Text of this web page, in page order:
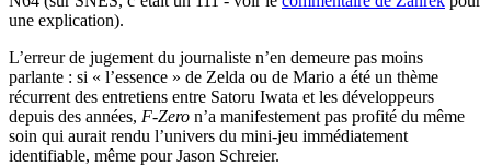
une explication).
L’erreur de jugement du journaliste n’en demeure pas moins
parlante : si « l’essence » de Zelda ou de Mario a été un thème
récurrent des entretiens entre Satoru Iwata et les développeurs
depuis des années, F-Zero n’a manifestement pas profité du même
soin qui aurait rendu l’univers du mini-jeu immédiatement
identifiable, même pour Jason Schreier.